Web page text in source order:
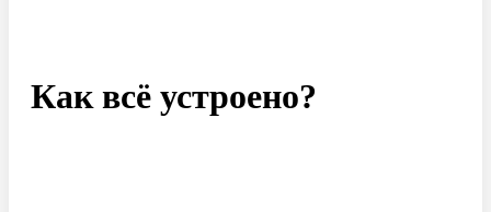
Как всё устроено?